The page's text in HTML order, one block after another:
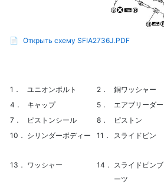
📄 Открыть схему SFIA2736J.PDF
1． ユニオンボルト 2． 銅ワッシャー
4．
キャップ 5． エアブリーダー
7．
ピストンシール 8． ピストン
10． シリンダーボディー 11． スライドピン
13． ワッシャー 14．
スライドピンブ
ーツ